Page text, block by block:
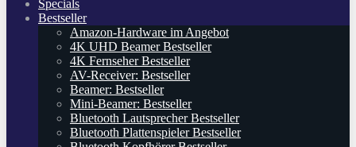
Specials
Bestseller
Amazon-Hardware im Angebot
4K UHD Beamer Bestseller
4K Fernseher Bestseller
AV-Receiver: Bestseller
Beamer: Bestseller
Mini-Beamer: Bestseller
Bluetooth Lautsprecher Bestseller
Bluetooth Plattenspieler Bestseller